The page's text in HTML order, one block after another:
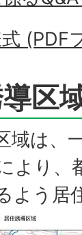
(PDF
区
域は、
より、
よう居